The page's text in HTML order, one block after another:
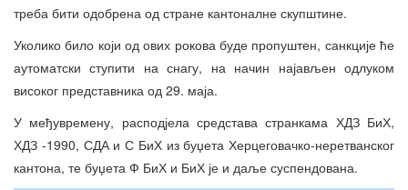
треба бити одобрена од стране кантоналне скупштине.
Уколико било који од ових рокова буде пропуштен, санкције ће
аутоматски ступити на снагу, на начин најављен одлуком
високог представника од 29. маја.
У међувремену, расподјела средстава странкама ХДЗ БиХ,
ХДЗ -1990, СДА и С БиХ из буџета Херцеговачко-неретванског
кантона, те буџета Ф БиХ и БиХ је и даље суспендована.